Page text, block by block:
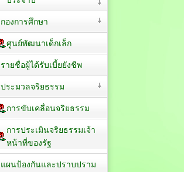
กองการศึกษา
ศูนย์พัฒนาเด็กเล็ก
รายชื่อผู้ได้รับเบี้ยยังชีพ
ประมวลจริยธรรม
การขับเคลื่อนจริยธรรม
การประเมินจริยธรรมเจ้า
หน้าที่ของรัฐ
แผนป้องกันและปราบปราม